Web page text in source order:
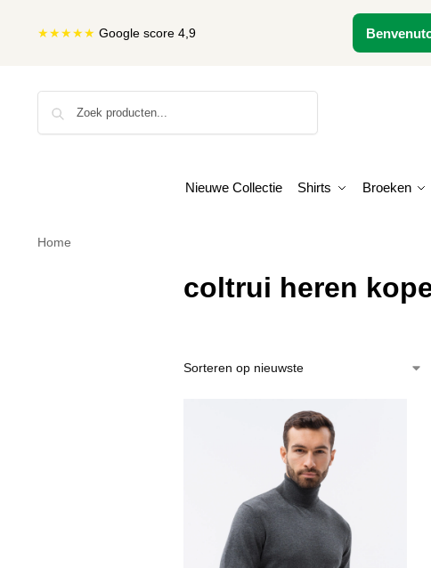
★★★★★ Google score 4,9
Nieuwe Collectie Shirts Broeken
Home
coltrui heren